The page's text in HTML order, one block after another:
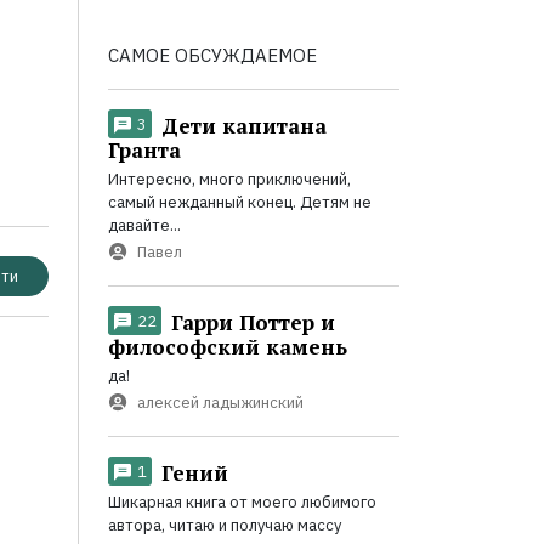
САМОЕ ОБСУЖДАЕМОЕ
3
Дети капитана
Гранта
Интересно, много приключений,
самый нежданный конец. Детям не
давайте...
Павел
22
Гарри Поттер и
философский камень
да!
алексей ладыжинский
1 Гений
Шикарная книга от моего любимого
автора, читаю и получаю массу